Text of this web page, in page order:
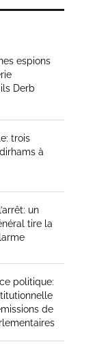
espions
Derb
trois
à
un
tire la
politique:
de